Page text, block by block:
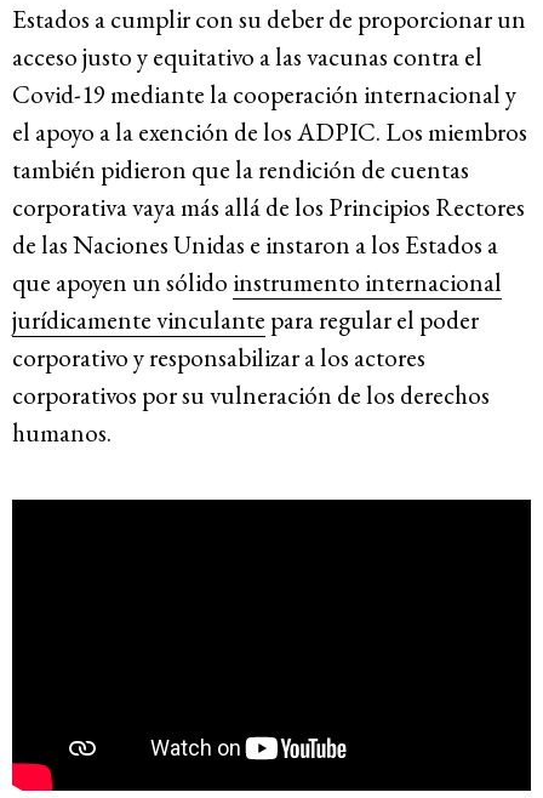
Estados a cumplir con su deber de proporcionar un
acceso justo y equitativo a las vacunas contra el
Covid-19 mediante la cooperación internacional y
el apoyo a la exención de los ADPIC. Los miembros
también pidieron que la rendición de cuentas
corporativa vaya más allá de los Principios Rectores
de las Naciones Unidas e instaron a los Estados a
que apoyen un sólido instrumento internacional
jurídicamente vinculante para regular el poder
corporativo y responsabilizar a los actores
corporativos por su vulneración de los derechos
humanos.